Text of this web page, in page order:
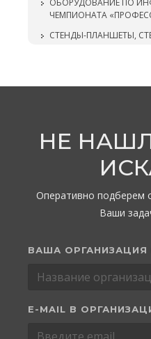
ОБОРУДОВАНИЕ ПО
ЧЕМПИОНАТА
СТЕНДЫ-ПЛАНШЕТЫ,
НЕ
Оперативно подберем
Ваши
ВАША
E-MAIL В